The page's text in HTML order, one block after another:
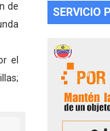
municipio Libertador
de
el
SERVICIO